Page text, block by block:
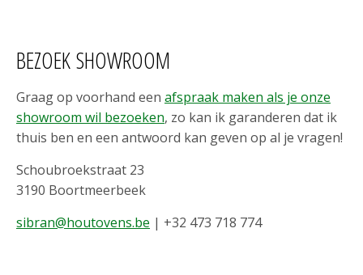
BEZOEK SHOWROOM
Graag op voorhand een afspraak maken als je onze
showroom wil bezoeken, zo kan ik garanderen dat ik
thuis ben en een antwoord kan geven op al je vragen!
Schoubroekstraat 23
3190 Boortmeerbeek
sibran@houtovens.be | +32 473 718 774